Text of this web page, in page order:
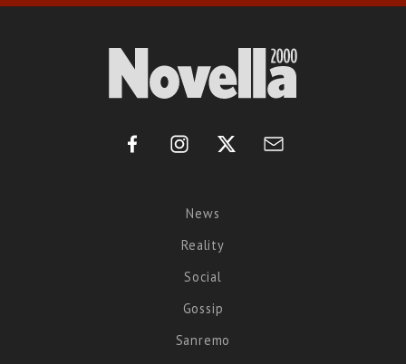
News
Reality
Social
Gossip
Sanremo